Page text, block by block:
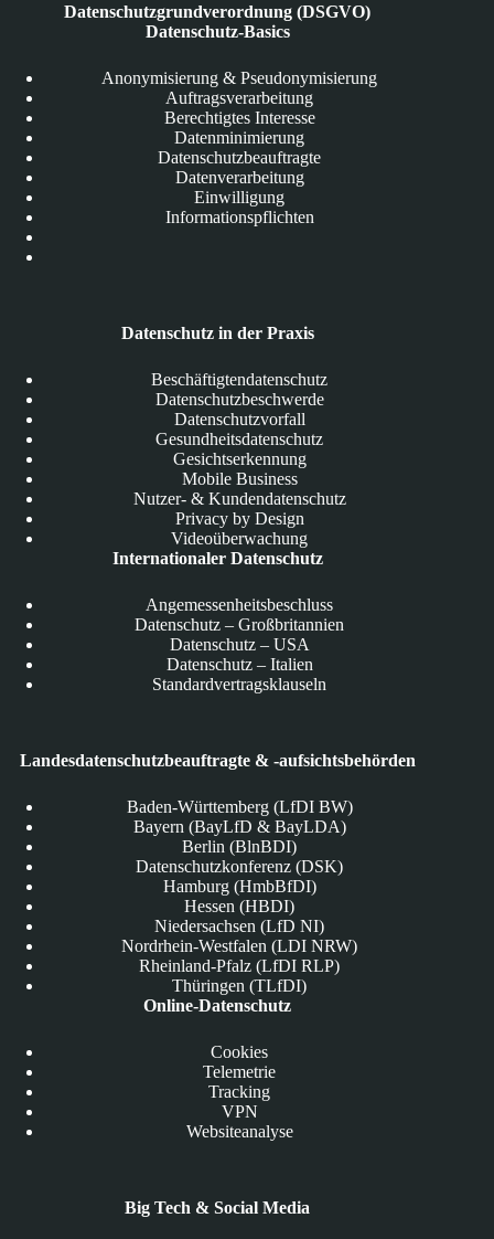
Datenschutzgrundverordnung (DSGVO)
Datenschutz-Basics
Anonymisierung & Pseudonymisierung
Auftragsverarbeitung
Berechtigtes Interesse
Datenminimierung
Datenschutzbeauftragte
Datenverarbeitung
Einwilligung
Informationspflichten
Datenschutz in der Praxis
Beschäftigtendatenschutz
Datenschutzbeschwerde
Datenschutzvorfall
Gesundheitsdatenschutz
Gesichtserkennung
Mobile Business
Nutzer- & Kundendatenschutz
Privacy by Design
Videoüberwachung
Internationaler Datenschutz
Angemessenheitsbeschluss
Datenschutz – Großbritannien
Datenschutz – USA
Datenschutz – Italien
Standardvertragsklauseln
Landesdatenschutzbeauftragte & -aufsichtsbehörden
Baden-Württemberg (LfDI BW)
Bayern (BayLfD & BayLDA)
Berlin (BlnBDI)
Datenschutzkonferenz (DSK)
Hamburg (HmbBfDI)
Hessen (HBDI)
Niedersachsen (LfD NI)
Nordrhein-Westfalen (LDI NRW)
Rheinland-Pfalz (LfDI RLP)
Thüringen (TLfDI)
Online-Datenschutz
Cookies
Telemetrie
Tracking
VPN
Websiteanalyse
Big Tech & Social Media